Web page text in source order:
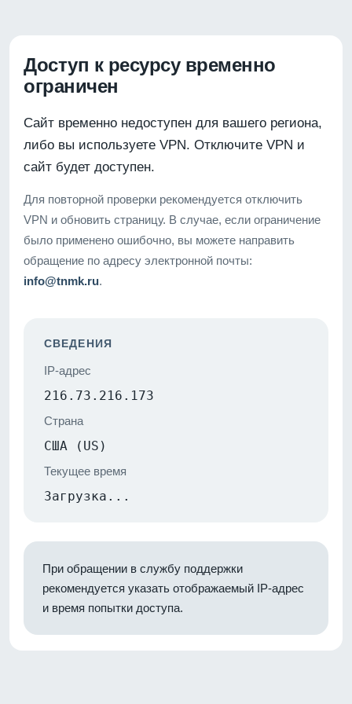
Доступ к ресурсу временно
ограничен
Сайт временно недоступен для вашего региона,
либо вы используете VPN. Отключите VPN и
сайт будет доступен.
Для повторной проверки рекомендуется отключить
VPN и обновить страницу. В случае, если ограничение
было применено ошибочно, вы можете направить
обращение по адресу электронной почты:
info@tnmk.ru.
СВЕДЕНИЯ
IP-адрес
216.73.216.173
Страна
США (US)
Текущее время
Загрузка...
При обращении в службу поддержки
рекомендуется указать отображаемый IP-адрес
и время попытки доступа.